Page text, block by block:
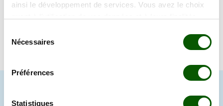
ainsi le développement de services. Vous avez le choix
tout moment en consultant la Déclaration relative aux
cookies ou en cliquant sur l'icône de confidentialité.
Si vous le permettez, nous aimerions également :
géographique qui peuvent être précises à plusieurs
Nécessaires
Préférences
Statistiques
Annulation Gratuite jusqu'à 48h
>Moissac